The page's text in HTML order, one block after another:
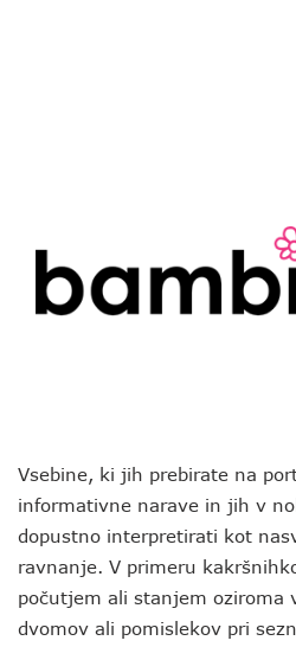
Vsebine, ki jih prebirate na
informativne narave in jih v
dopustno interpretirati kot
ravnanje. V primeru
počutjem ali stanjem oziroma
dvomov ali pomislekov pri